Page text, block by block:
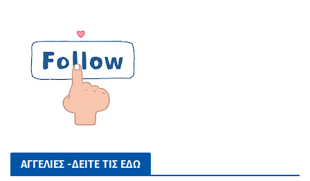
ΑΓΓΕΛΙΕΣ -ΔΕΙΤΕ ΤΙΣ ΕΔΩ